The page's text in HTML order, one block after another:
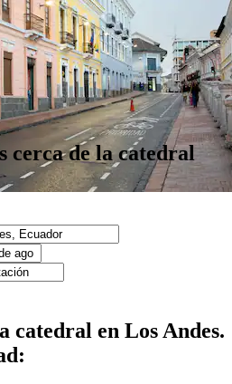
cerca de la catedral
catedral en Los Andes.